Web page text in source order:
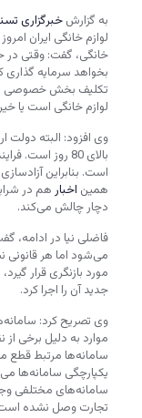
به گزارش خبرگزاری
لوازم خانگی ایران
خانگی، گفت: وقتی در
بخواهد سرمایه
تکلیف بخش خصوصی
لوازم خانگی است یا
وی افزود: البته دولت
است. بنابراین
همین اخبار هم در
دچار چالش می‌کند.
فاضلی نیا در
می‌شود اما هر
مورد بازنگری قرار
جدید آن را اجرا کرد.
وی تصریح کرد:
موارد به دلیل برخی
سامانه‌ها مرتبط قطع
یکپارچگی سامانه‌ها
سامانه‌های مختلفی
تجارت وصل نشده